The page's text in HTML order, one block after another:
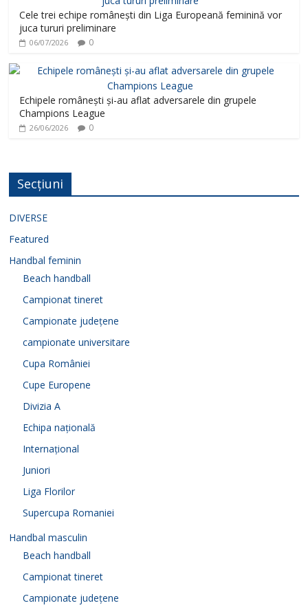
Cele trei echipe românești din Liga Europeană feminină vor
juca tururi preliminare
06/07/2026 0
Echipele românești și-au aflat adversarele din grupele
Champions League
26/06/2026 0
Secțiuni
DIVERSE
Featured
Handbal feminin
Beach handball
Campionat tineret
Campionate județene
campionate universitare
Cupa României
Cupe Europene
Divizia A
Echipa națională
Internațional
Juniori
Liga Florilor
Supercupa Romaniei
Handbal masculin
Beach handball
Campionat tineret
Campionate județene